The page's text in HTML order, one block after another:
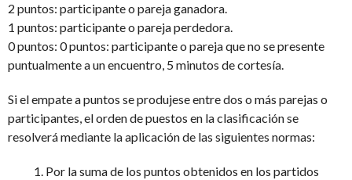
2 puntos: participante o pareja ganadora.
1 puntos: participante o pareja perdedora.
0 puntos: 0 puntos: participante o pareja que no se presente
puntualmente a un encuentro, 5 minutos de cortesía.
Si el empate a puntos se produjese entre dos o más parejas o
participantes, el orden de puestos en la clasificación se
resolverá mediante la aplicación de las siguientes normas:
Por la suma de los puntos obtenidos en los partidos